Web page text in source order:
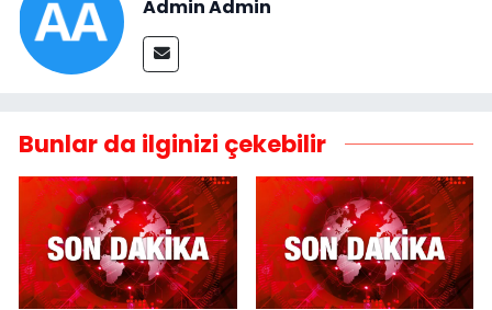
Admin Admin
Bunlar da ilginizi çekebilir